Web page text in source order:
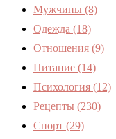
Мужчины (8)
Одежда (18)
Отношения (9)
Питание (14)
Психология (12)
Рецепты (230)
Спорт (29)